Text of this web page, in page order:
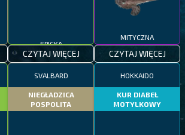
CZYTAJ WIĘCEJ
MITYCZNA
CZYTAJ WIĘCEJ
SVALBARD
NIEGŁADZICA
POSPOLITA
HOKKAIDO
KUR DIABEŁ
MOTYLKOWY